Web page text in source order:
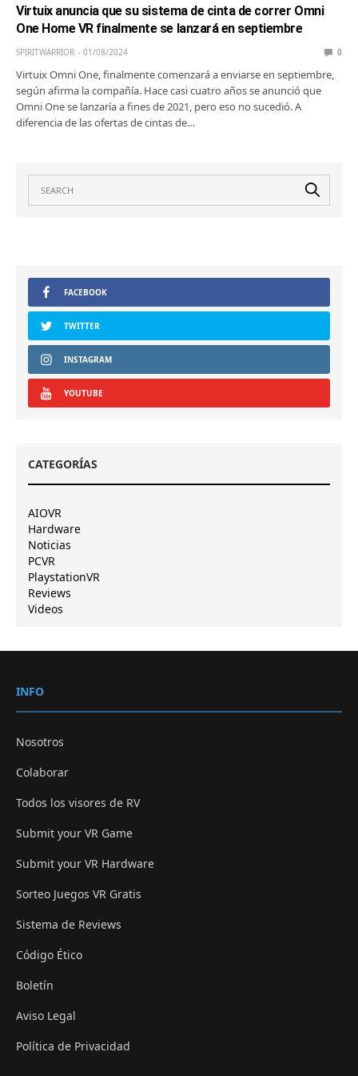
Virtuix anuncia que su sistema de cinta de correr Omni
One Home VR finalmente se lanzará en septiembre
SPIRITWARRIOR 01/08/2024 0
Virtuix Omni One, finalmente comenzará a enviarse en septiembre,
según afirma la compañía. Hace casi cuatro años se anunció que
Omni One se lanzaría a fines de 2021, pero eso no sucedió. A
diferencia de las ofertas de cintas de…
FACEBOOK
TWITTER
INSTAGRAM
YOUTUBE
CATEGORÍAS
AIOVR
Hardware
Noticias
PCVR
PlaystationVR
Reviews
Videos
INFO
Nosotros
Colaborar
Todos los visores de RV
Submit your VR Game
Submit your VR Hardware
Sorteo Juegos VR Gratis
Sistema de Reviews
Código Ético
Boletín
Aviso Legal
Política de Privacidad